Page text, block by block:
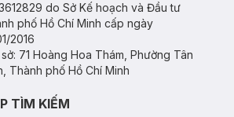
do Sở Kế hoạch và Đầu tư
phố Hồ Chí Minh cấp ngày
2016
71 Hoàng Hoa Thám, Phường Tân
Thành phố Hồ Chí Minh
TÌM KIẾM